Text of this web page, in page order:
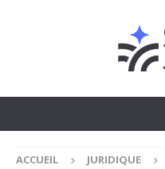
ACCUEIL JURIDIQUE